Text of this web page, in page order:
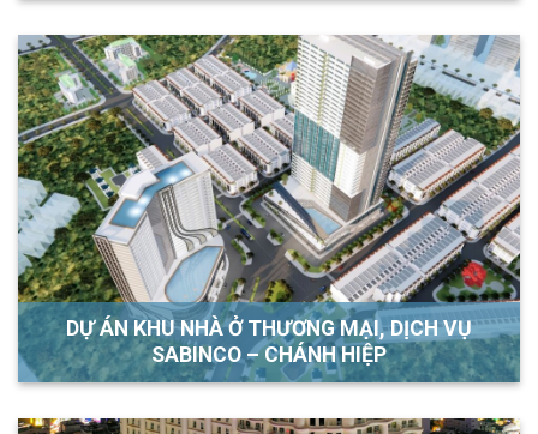
DỰ ÁN KHU NHÀ Ở THƯƠNG MẠI, DỊCH VỤ
SABINCO – CHÁNH HIỆP